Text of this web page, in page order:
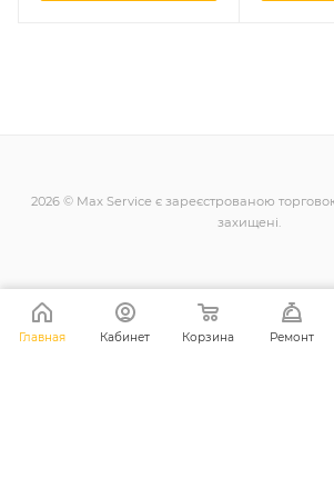
2026 © Max Service є зареєстрованою
захищені.
+38 (098) 128-11-11
Главная Кабинет Корзина Ремонт